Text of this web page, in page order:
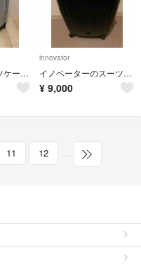
innovator / スーツケース 機内持ち込み対応【INV50】
innovator
イノベーターのスーツケース（38L、機内持込可）
¥ 9,000
11 12 …